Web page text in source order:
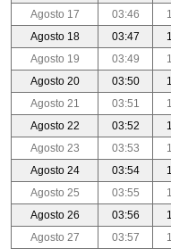
Agosto 17
03:46
Agosto 18
03:47
Agosto 19
03:49
Agosto 20
03:50
Agosto 21
03:51
Agosto 22
03:52
Agosto 23
03:53
Agosto 24
03:54
Agosto 25
03:55
Agosto 26
03:56
Agosto 27
03:57